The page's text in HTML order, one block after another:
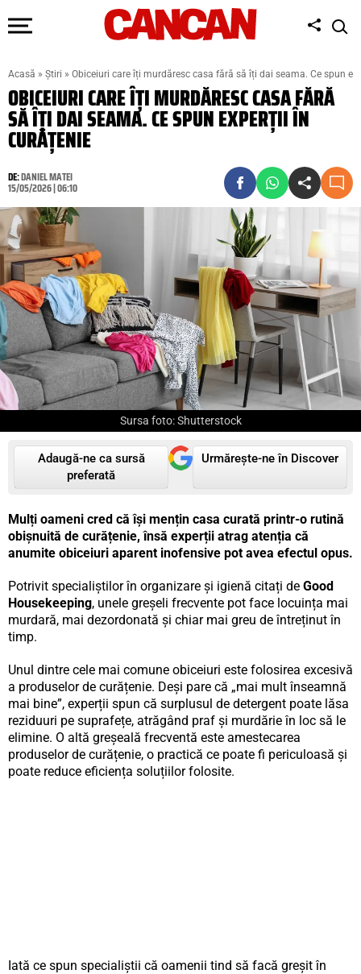
Acasă » Știri » Obiceiuri care îți murdăresc casa fără să îți dai seama. Ce spun
OBICEIURI CARE ÎȚI MURDĂRESC CASA FĂRĂ
SĂ ÎȚI DAI SEAMA. CE SPUN EXPERȚII ÎN
CURĂȚENIE
DE:DANIEL MATEI
15/05/2026 | 06:10
Sursa foto: Shutterstock
Adaugă-ne ca sursă
preferată
Urmărește-ne în Discover
Mulți oameni cred că își mențin casa curată printr-o rutină
obișnuită de curățenie, însă experții atrag atenția că
anumite obiceiuri aparent inofensive pot avea efectul opus.
Potrivit specialiștilor în organizare și igienă citați de Good
Housekeeping, unele greșeli frecvente pot face locuința mai
murdară, mai dezordonată și chiar mai greu de întreținut în
timp.
Unul dintre cele mai comune obiceiuri este folosirea excesivă
a produselor de curățenie. Deși pare că „mai mult înseamnă
mai bine”, experții spun că surplusul de detergent poate lăsa
reziduuri pe suprafețe, atrăgând praf și murdărie în loc să le
elimine. O altă greșeală frecventă este amestecarea
produselor de curățenie, o practică ce poate fi periculoasă și
poate reduce eficiența soluțiilor folosite.
Iată ce spun specialiștii că oamenii tind să facă greșit în